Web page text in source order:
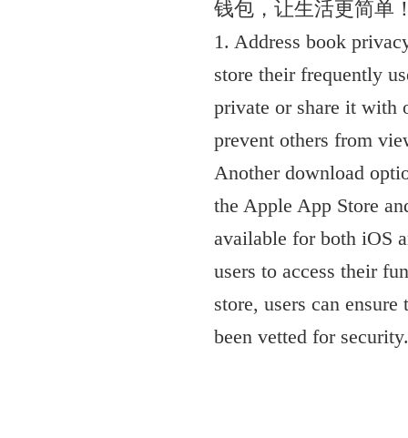
钱包，让生活更简单
1. Address book
store their frequently
private or share it with
prevent others from
Another download
the Apple App Store
available for both iOS
users to access their
store, users can
been vetted for security.